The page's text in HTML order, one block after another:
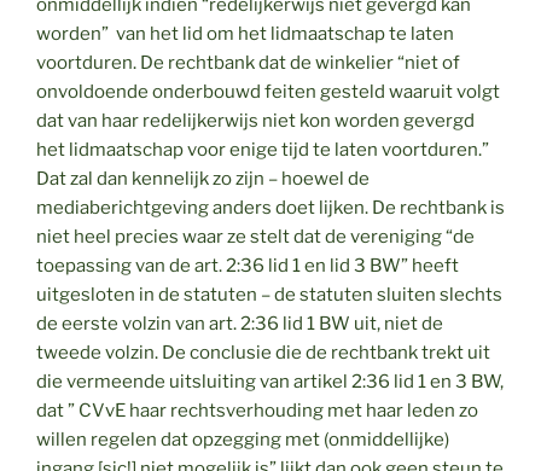
onmiddellijk indien “redelijkerwijs niet gevergd kan
worden” van het lid om het lidmaatschap te laten
voortduren. De rechtbank dat de winkelier “niet of
onvoldoende onderbouwd feiten gesteld waaruit volgt
dat van haar redelijkerwijs niet kon worden gevergd
het lidmaatschap voor enige tijd te laten voortduren.”
Dat zal dan kennelijk zo zijn – hoewel de
mediaberichtgeving anders doet lijken. De rechtbank is
niet heel precies waar ze stelt dat de vereniging “de
toepassing van de art. 2:36 lid 1 en lid 3 BW” heeft
uitgesloten in de statuten – de statuten sluiten slechts
de eerste volzin van art. 2:36 lid 1 BW uit, niet de
tweede volzin. De conclusie die de rechtbank trekt uit
die vermeende uitsluiting van artikel 2:36 lid 1 en 3 BW,
dat ” CVvE haar rechtsverhouding met haar leden zo
willen regelen dat opzegging met (onmiddellijke)